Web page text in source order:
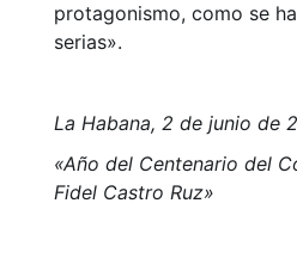
protagonismo, como se
serias».
La Habana, 2 de junio de
«Año del Centenario del
Fidel Castro Ruz»